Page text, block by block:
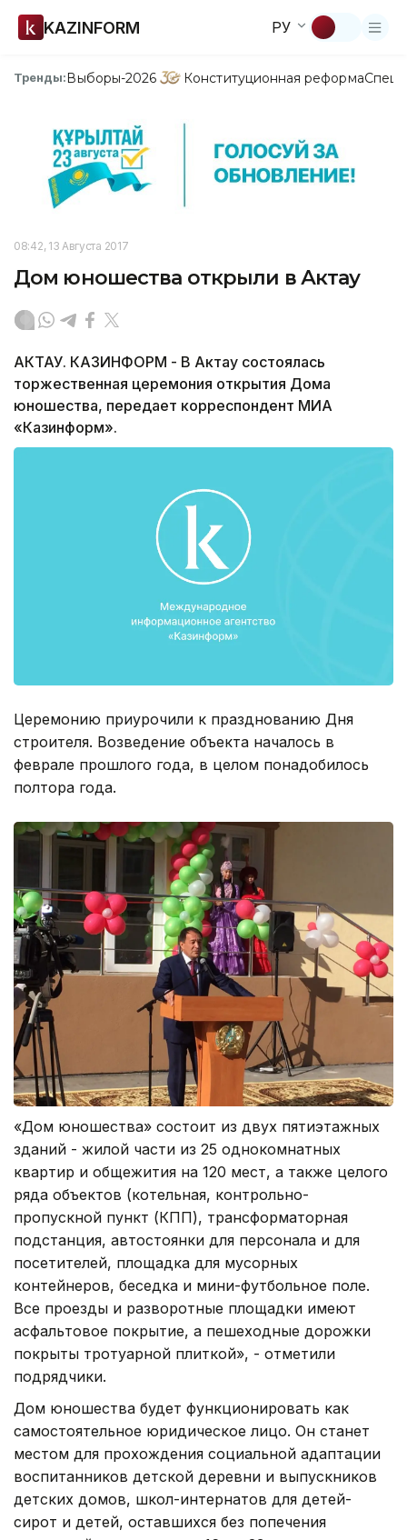
KAZINFORM РУ
Тренды:Выборы-2026 Конституционная реформа
08:42, 13 Августа 2017
Дом юношества открыли в Актау
АКТАУ. КАЗИНФОРМ - В Актау состоялась
торжественная церемония открытия Дома
юношества, передает корреспондент МИА
«Казинформ».
Церемонию приурочили к празднованию Дня
строителя. Возведение объекта началось в
феврале прошлого года, в целом понадобилось
полтора года.
«Дом юношества» состоит из двух пятиэтажных
зданий - жилой части из 25 однокомнатных
квартир и общежития на 120 мест, а также целого
ряда объектов (котельная, контрольно-
пропускной пункт (КПП), трансформаторная
подстанция, автостоянки для персонала и для
посетителей, площадка для мусорных
контейнеров, беседка и мини-футбольное поле.
Все проезды и разворотные площадки имеют
асфальтовое покрытие, а пешеходные дорожки
покрыты тротуарной плиткой», - отметили
подрядчики.
Дом юношества будет функционировать как
самостоятельное юридическое лицо. Он станет
местом для прохождения социальной адаптации
воспитанников детской деревни и выпускников
детских домов, школ-интернатов для детей-
сирот и детей, оставшихся без попечения